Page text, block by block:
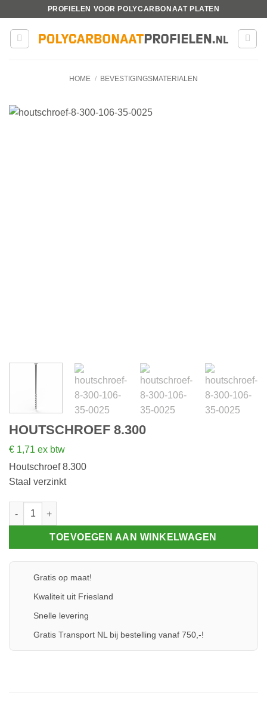
inhoud
PROFIELEN VOOR POLYCARBONAAT PLATEN
HOME / BEVESTIGINGSMATERIALEN
HOUTSCHROEF 8.300
€ 1,71 ex btw
Houtschroef 8.300
Staal verzinkt
Houtschroef 8.300 aantal
TOEVOEGEN AAN WINKELWAGEN
Gratis op maat!
Kwaliteit uit Friesland
Snelle levering
Gratis Transport NL bij bestelling vanaf 750,-!